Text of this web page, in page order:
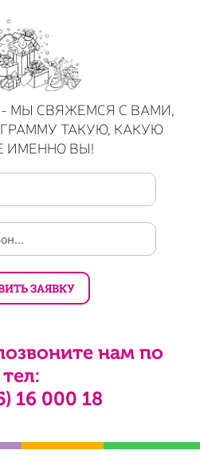
- МЫ СВЯЖЕМСЯ С ВАМИ,
ТАКУЮ, КАКУЮ
ИМЕННО ВЫ!
нам по
тел:
16 000 18